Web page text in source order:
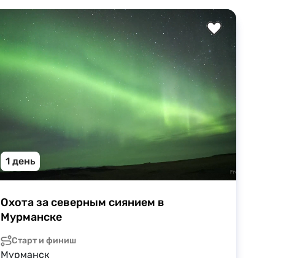
1 день
Охота за северным сиянием в
Мурманске
Старт и финиш
Мурманск